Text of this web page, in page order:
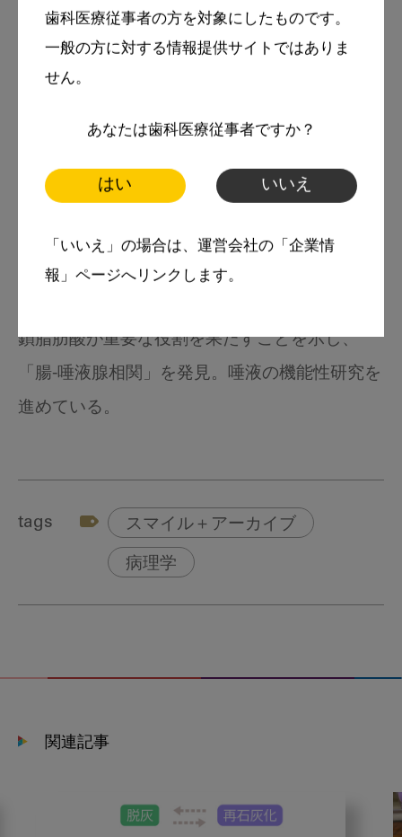
歯科医療従事者の方を対象にしたものです。
一般の方に対する情報提供サイトではありま
せん。
あなたは歯科医療従事者ですか？
はい いいえ
「いいえ」の場合は、運営会社の「企業情
報」ページへリンクします。
川歯科大学病理学教授 2013年～ 神奈川歯科
2014年～ 神奈川歯科大学副学長 2023年4 月
～ 神奈川歯科大学図書館長 2022年 特定非
営利活動法人日本唾液ケア研究会を創設、理事
長就任 プレバイオテックスの一種であるフラク
トオリゴ糖の摂取による唾液中IgAの分泌量増
鎖脂肪酸が重要な役割を果たすことを示し、
「腸‐唾液腺相関」を発見。唾液の機能性研究を
進めている。
tags スマイル＋アーカイブ
病理学
関連記事